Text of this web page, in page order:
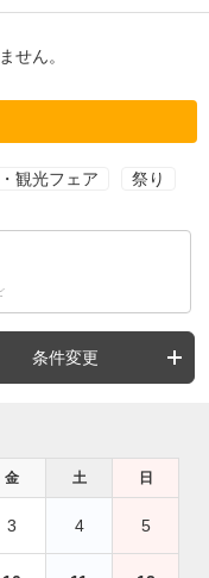
せん。
観光フェア 祭り
条件変更
金 土 日
3 4 5